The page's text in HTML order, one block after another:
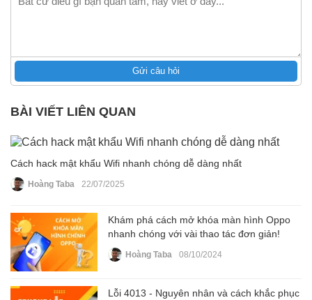
Gửi câu hỏi
BÀI VIẾT LIÊN QUAN
Cách hack mật khẩu Wifi nhanh chóng dễ dàng nhất
Hoàng Taba 22/07/2025
Khám phá cách mở khóa màn hình Oppo
nhanh chóng với vài thao tác đơn giản!
Hoàng Taba 08/10/2024
Lỗi 4013 - Nguyên nhân và cách khắc phục